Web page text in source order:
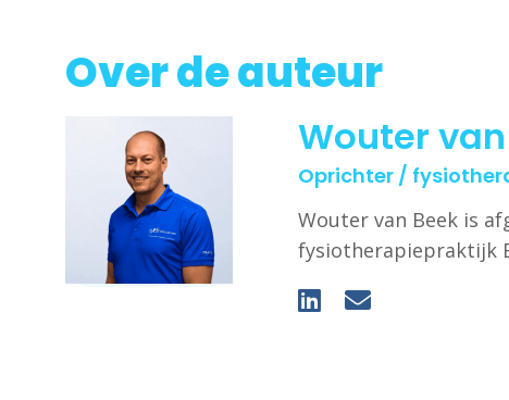
Over de auteur
Wouter
Oprichter /
Wouter van Beek is
fysiotherapiepraktijk